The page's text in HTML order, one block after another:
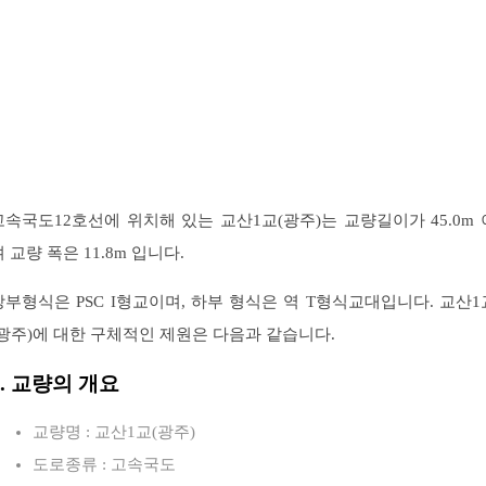
속국도12호선에 위치해 있는 교산1교(광주)는 교량길이가 45.0m
교량 폭은 11.8m 입니다.
부형식은 PSC I형교이며, 하부 형식은 역 T형식교대입니다. 교산1
주)에 대한 구체적인 제원은 다음과 같습니다.
교량의 개요
교량명 : 교산1교(광주)
도로종류 : 고속국도